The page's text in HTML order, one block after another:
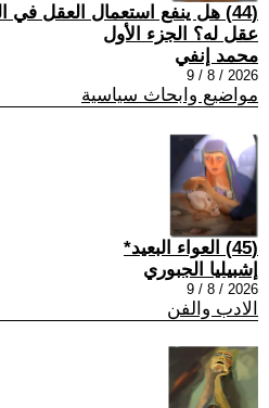
(44) هل ينفع استعمال العقل
عقل له؟ الجزء الأول
محمد إنفي
2026 / 8 / 9
مواضيع وابحاث سياسية
(45) العواء البعيد*
إشبيليا الجبوري
2026 / 8 / 9
الادب والفن